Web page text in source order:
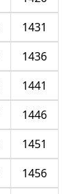
1431
1436
1441
1446
1451
1456